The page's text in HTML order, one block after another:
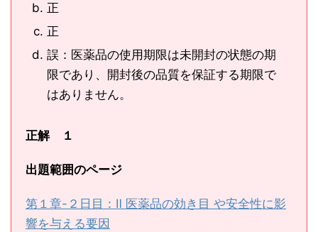
正
正
誤：医薬品の使用期限は未開封の状態の期
限であり、開封後の品質を保証する期限で
はありません。
正解 １
出題範囲のページ
第１章-２日目：Ⅱ 医薬品の効き目 や安全性に影
響を与える要因